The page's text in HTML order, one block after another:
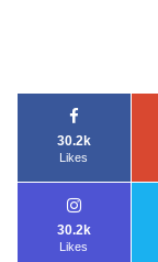
30.2k
Likes
30.2k
Likes